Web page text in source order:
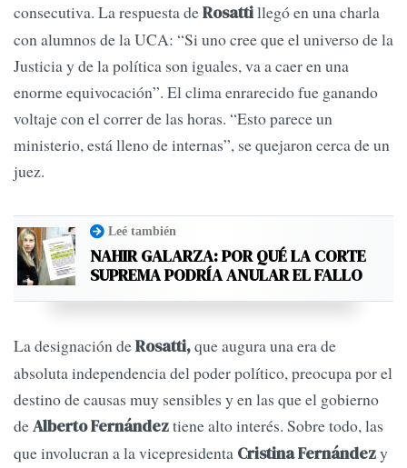
consecutiva. La respuesta deRosattillegó en una charla
con alumnos de la UCA: “Si uno cree que el universo de la
Justicia y de la política son iguales, va a caer en una
enorme equivocación”. El clima enrarecido fue ganando
voltaje con el correr de las horas. “Esto parece un
ministerio, está lleno de internas”, se quejaron cerca de un
juez.
Leé también
NAHIR GALARZA: POR QUÉ LA CORTE
SUPREMA PODRÍA ANULAR EL FALLO
La designación deRosatti,que augura una era de
absoluta independencia del poder político, preocupa por el
destino de causas muy sensibles y en las que el gobierno
deAlberto Fernándeztiene alto interés. Sobre todo, las
que involucran a la vicepresidenta Cristina Fernándezy